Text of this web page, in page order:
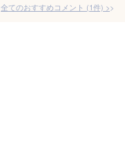
全てのおすすめコメント (1件) >